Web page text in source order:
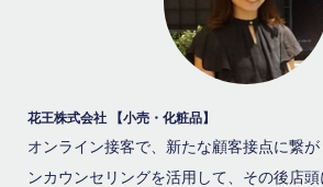
ロフテー株式会社 【小売・枕】
オンライン接客が、EC売上向上と来店誘
オンラインでも店舗同様の接客で、枕に